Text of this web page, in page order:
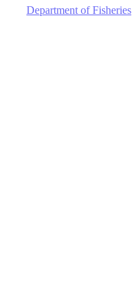
Department of Fisheries